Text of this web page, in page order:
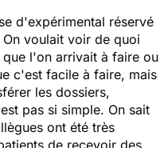
d'expérimental réservé
On voulait voir de quoi
l'on arrivait à faire ou
c'est facile à faire, mais
les dossiers,
pas si simple. On sait
ont été très